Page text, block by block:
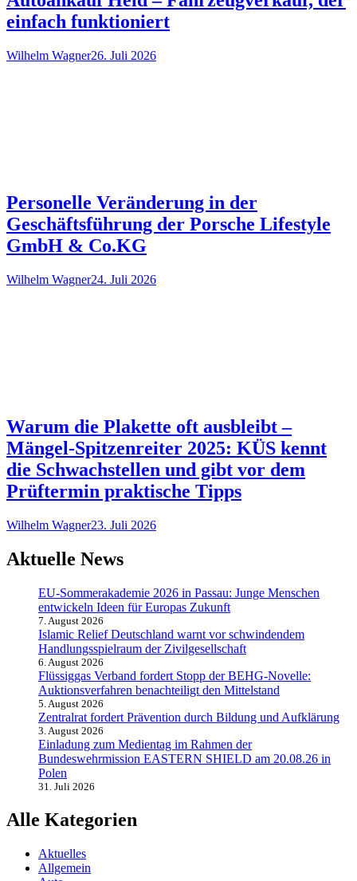
einfach funktioniert
Wilhelm Wagner26. Juli 2026
Personelle Veränderung in der
Geschäftsführung der Porsche Lifestyle
GmbH & Co.KG
Wilhelm Wagner24. Juli 2026
Warum die Plakette oft ausbleibt –
Mängel-Spitzenreiter 2025: KÜS kennt
die Schwachstellen und gibt vor dem
Prüftermin praktische Tipps
Wilhelm Wagner23. Juli 2026
Aktuelle News
EU-Sommerakademie 2026 in Passau: Junge Menschen
entwickeln Ideen für Europas Zukunft
7. August 2026
Islamic Relief Deutschland warnt vor schwindendem
Handlungsspielraum der Zivilgesellschaft
6. August 2026
Flüssiggas Verband fordert Stopp der BEHG-Novelle:
Auktionsverfahren benachteiligt den Mittelstand
5. August 2026
Zentralrat fordert Prävention durch Bildung und Aufklärung
3. August 2026
Einladung zum Medientag im Rahmen der
Bundeswehrmission EASTERN SHIELD am 20.08.26 in
Polen
31. Juli 2026
Alle Kategorien
Aktuelles
Allgemein